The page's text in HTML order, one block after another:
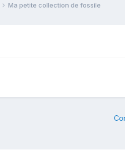
Ma petite collection de fossile